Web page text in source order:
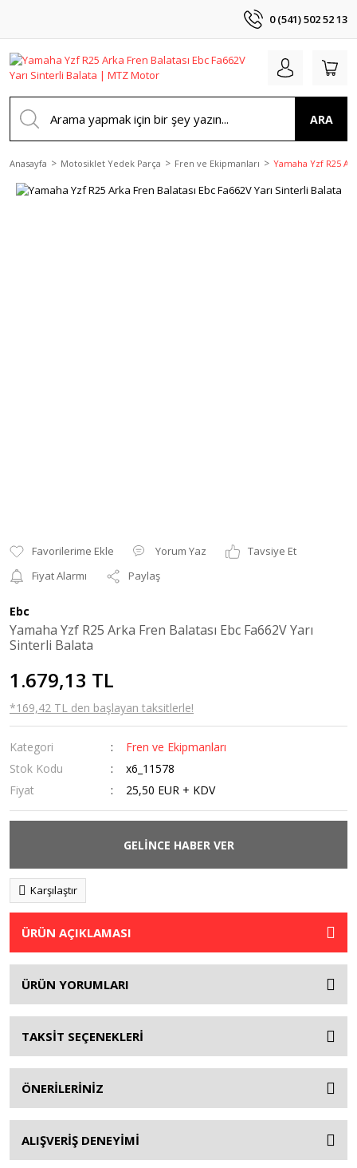
0 (541) 502 52 13
ARA
Anasayfa Motosiklet Yedek Parça Fren ve Ekipmanları Yamaha Yzf R25
Yorum Yaz
Tavsiye Et
Fiyat Alarmı
Paylaş
Ebc
Yamaha Yzf R25 Arka Fren Balatası Ebc Fa662V Yarı
Sinterli Balata
1.679,13 TL
*169,42 TL den başlayan taksitlerle!
Kategori
Fren ve Ekipmanları
Stok Kodu
x6_11578
Fiyat
25,50 EUR + KDV
GELİNCE HABER VER
Karşılaştır
ÜRÜN AÇIKLAMASI
ÜRÜN YORUMLARI
TAKSİT SEÇENEKLERİ
ÖNERİLERİNİZ
ALIŞVERİŞ DENEYİMİ